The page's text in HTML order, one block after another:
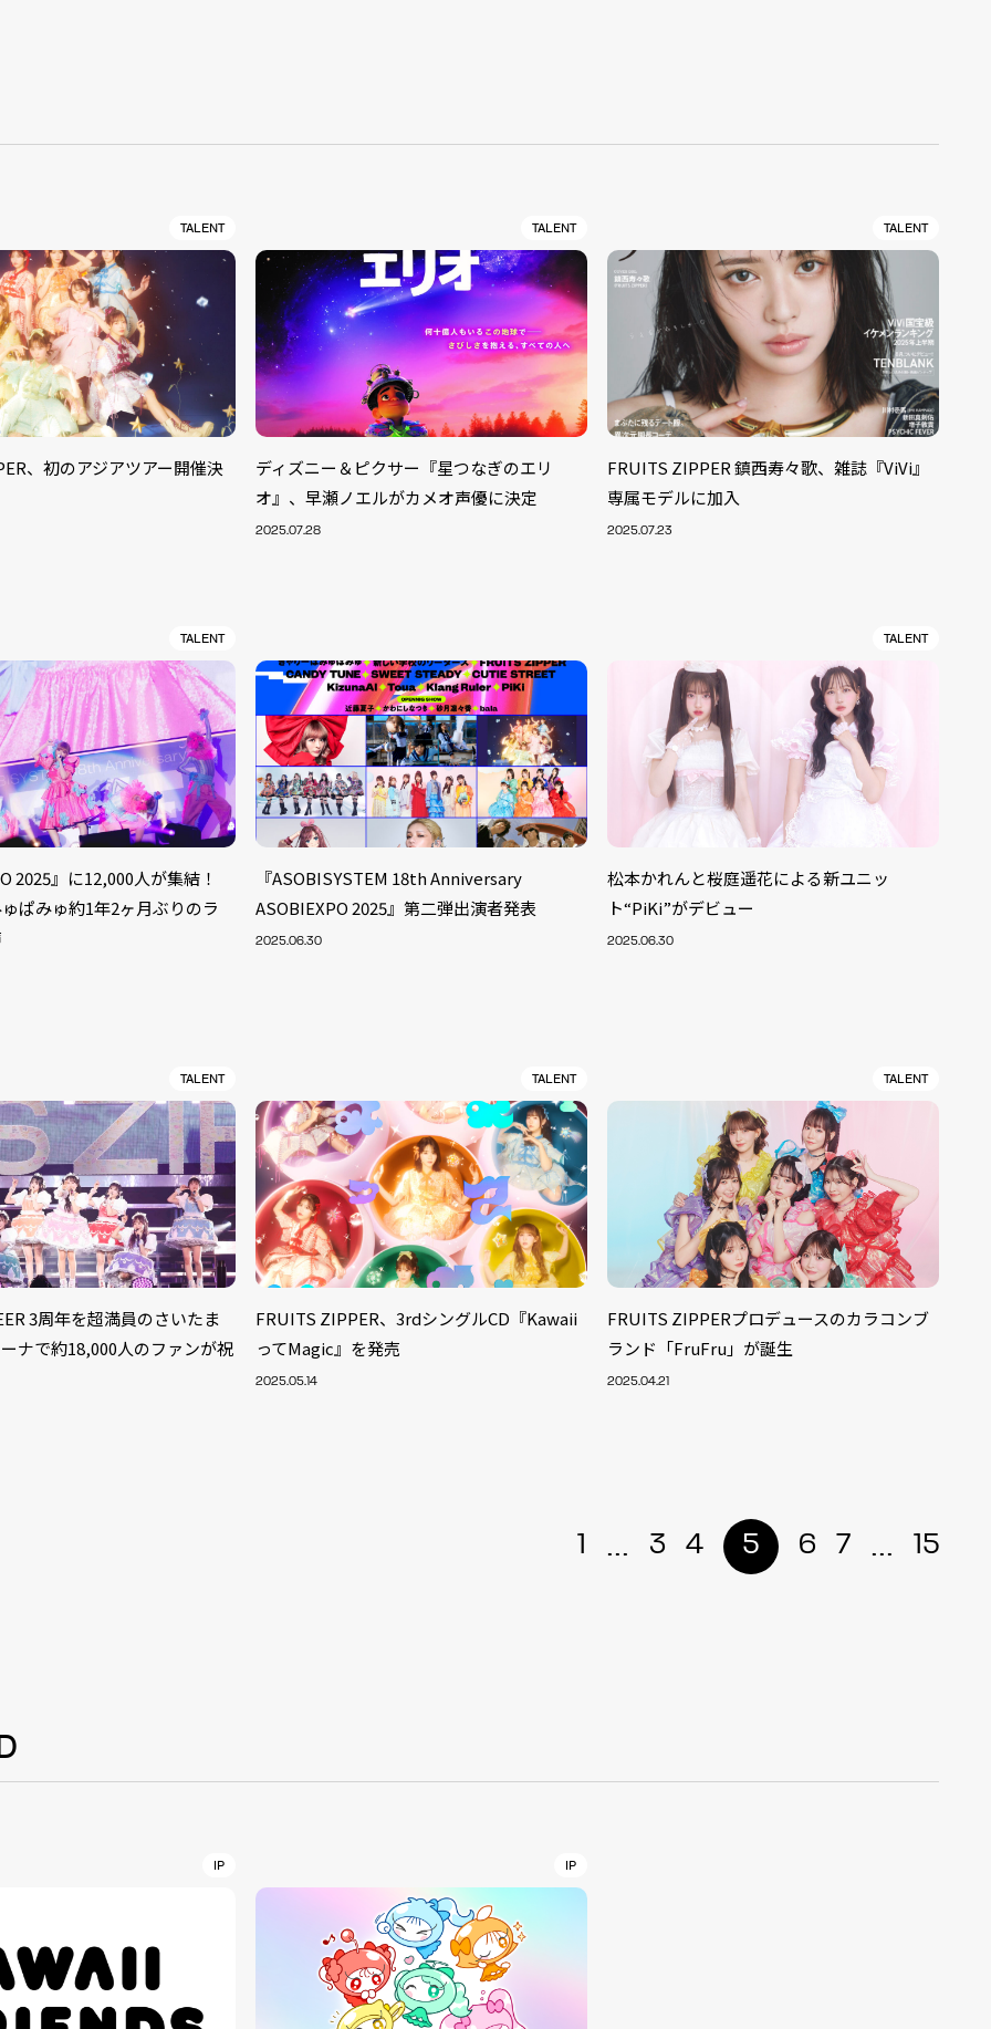
TALENT
、初のアジアツアー開催決
TALENT
ディズニー＆ピクサー『星つなぎのエリ
オ』、早瀬ノエルがカメオ声優に決定
2025.07.28
TALENT
FRUITS ZIPPER 鎮西寿々歌、雑誌『ViVi』
専属モデルに加入
2025.07.23
TALENT
2025』に12,000人が集結！
ぱみゅ約1年2ヶ月ぶりのラ
『ASOBISYSTEM 18th Anniversary
ASOBIEXPO 2025』第二弾出演者発表
2025.06.30
TALENT
松本かれんと桜庭遥花による新ユニッ
ト“PiKi”がデビュー
2025.06.30
TALENT
3周年を超満員のさいたま
ナで約18,000人のファンが祝
TALENT
FRUITS ZIPPER、3rdシングルCD『Kawaii
ってMagic』を発売
2025.05.14
TALENT
FRUITS ZIPPERプロデュースのカラコンブ
ランド「FruFru」が誕生
2025.04.21
1 ... 3 4 5 6 7 ... 15
IP IP
CREATOR
COMPANY PROFILE
CONTACT
ADDRESS
PHAROS Jingumae, 2-26-8 Jingumae,
Shibuya-ku, Tokyo, Japan 150-0001